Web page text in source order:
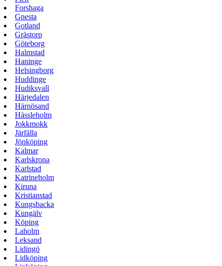
Forshaga
Gnesta
Gotland
Grästorp
Göteborg
Halmstad
Haninge
Helsingborg
Huddinge
Hudiksvall
Härjedalen
Härnösand
Hässleholm
Jokkmokk
Järfälla
Jönköping
Kalmar
Karlskrona
Karlstad
Katrineholm
Kiruna
Kristianstad
Kungsbacka
Kungälv
Köping
Laholm
Leksand
Lidingö
Lidköping